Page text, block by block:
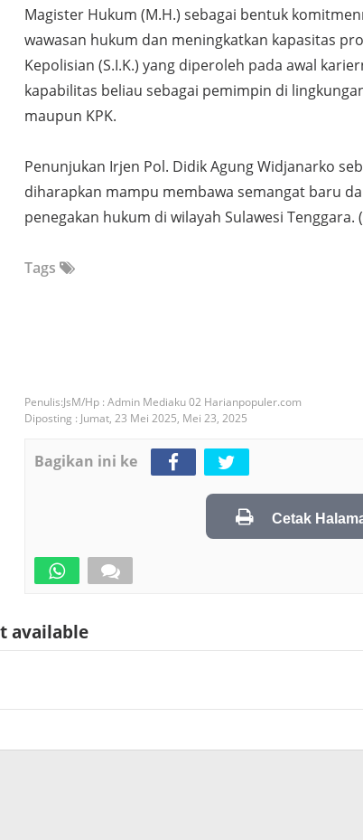
Magister Hukum (M.H.) sebagai bentuk
wawasan hukum dan meningkatkan kapasitas
Kepolisian (S.I.K.) yang diperoleh pada awal
kapabilitas beliau sebagai pemimpin di
maupun KPK.
Penunjukan Irjen Pol. Didik Agung Widjanarko
diharapkan mampu membawa semangat baru
penegakan hukum di wilayah Sulawesi Tenggara.
Tags
JsM/Hp : Admin Mediaku 02 Harianpopuler.com
Diposting : Jumat, 23 Mei 2025, Mei 23, 2025
Bagikan ini ke
Cetak
available